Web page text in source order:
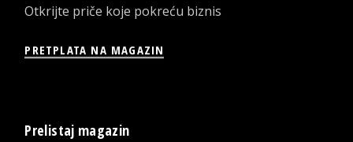
Otkrijte priče koje pokreću biznis
PRETPLATA NA MAGAZIN
Prelistaj magazin